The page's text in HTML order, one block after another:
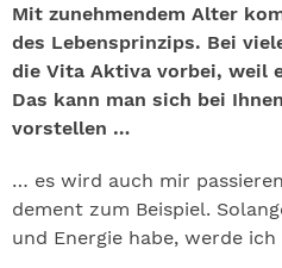
Mit zunehmendem Alter
des Lebensprinzips. Bei
die Vita Aktiva vorbei, weil
Das kann man sich bei
vorstellen …
… es wird auch mir
dement zum Beispiel.
und Energie habe, werde